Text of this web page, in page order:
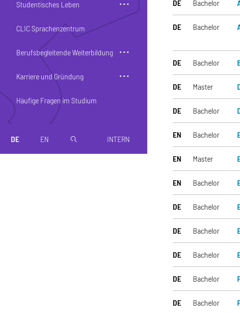
Studentisches Leben
CLIC Sprachenzentrum
Berufsbegleitende Weiterbildung
Karriere und Gründung
Häufige Fragen im Studium
DE EN magnifier INTERN
DE Bachelor
DE Bachelor
DE Bachelor
DE Master
DE Bachelor
EN Bachelor
EN Master
EN Bachelor
DE Bachelor
DE Bachelor
DE Bachelor
DE Bachelor
DE Bachelor